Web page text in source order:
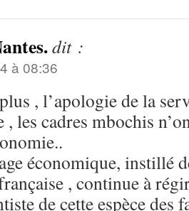
dit :
à 08:36
, l’apologie de la
, les cadres mbochis
économique, instillé
, continue à
de cette espèce des